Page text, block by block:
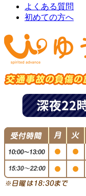
よくある質問
初めての方へ